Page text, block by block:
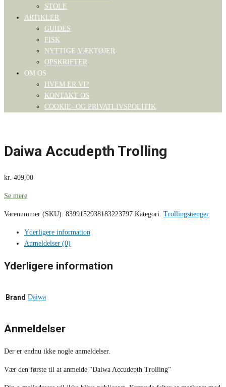
STOLE
ARTIKLER
GUIDES
FISK
NYTTIGE VÆKTØJER
OPSKRIFTER
OM OS
HVEM ER VI?
KONTAKT OS
COOKIE- OG PRIVATLIVSPOLITIK
Daiwa Accudepth Trolling
kr. 409,00
Se mere
Varenummer (SKU): 8399152938183223797 Kategori: Trollingstænger
Yderligere information
Anmeldelser (0)
Yderligere information
Brand Daiwa
Anmeldelser
Der er endnu ikke nogle anmeldelser.
Vær den første til at anmelde “Daiwa Accudepth Trolling”